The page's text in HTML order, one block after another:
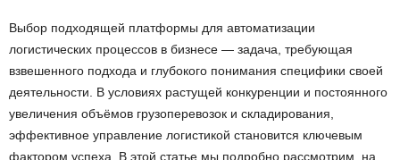
Выбор подходящей платформы для автоматизации
логистических процессов в бизнесе — задача, требующая
взвешенного подхода и глубокого понимания специфики своей
деятельности. В условиях растущей конкуренции и постоянного
увеличения объёмов грузоперевозок и складирования,
эффективное управление логистикой становится ключевым
фактором успеха. В этой статье мы подробно рассмотрим, на